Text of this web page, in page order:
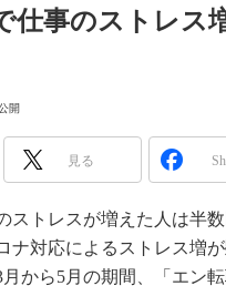
仕事のストレ
開
見る
トレスが増えた人は半
ナ対応によるストレス増
から5月の期間、「エン